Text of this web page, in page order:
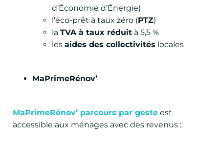
d’Économie d’Énergie)
l’éco-prêt à taux zéro (PTZ)
laTVA à taux réduit à 5,5 %
lesaides des collectivités locales
MaPrimeRénov’
MaPrimeRénov’ parcours par geste est
accessible aux ménages avec des revenus :